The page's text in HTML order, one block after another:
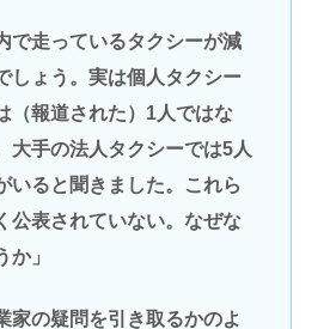
で走っているタクシーが減
しょう。実は個人タクシー
（報道された）1人ではな
大手の法人タクシーでは5人
いると聞きました。これら
公表されていない。なぜな
か」
の疑問を引き取るかのよ